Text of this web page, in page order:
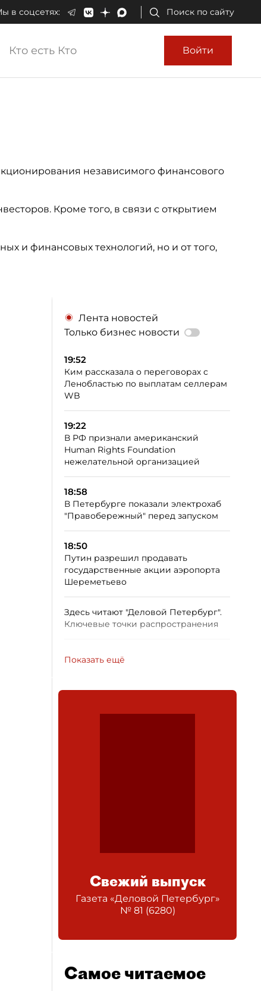
в соцсетях: Поиск по сайту
Кто есть Кто Войти
независимого финансового
Кроме того, в связи с открытием
и финансовых технологий, но и от того,
Лента новостей
Только бизнес новости
19:52
Ким рассказала о переговорах с
Ленобластью по выплатам селлерам
WB
19:22
В РФ признали американский
Human Rights Foundation
нежелательной организацией
18:58
В Петербурге показали электрохаб
"Правобережный" перед запуском
18:50
Путин разрешил продавать
государственные акции аэропорта
Шереметьево
Здесь читают "Деловой Петербург".
Ключевые точки распространения
Показать ещё
Свежий выпуск
Газета «Деловой Петербург»
№ 81 (6280)
Самое читаемое